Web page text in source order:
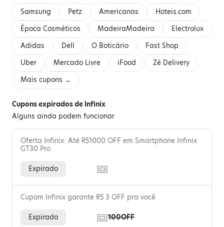
Samsung
Petz Americanas
Hoteis.com
Época Cosméticos
MadeiraMadeira
Electrolux
Adidas
Dell O Boticário
Fast Shop
Uber
Mercado Livre iFood
Zé Delivery
Mais cupons →
Cupons expirados de Infinix
Alguns ainda podem funcionar
Oferta Infinix: Até R$1000 OFF em Smartphone Infinix
GT30 Pro
Expirado
Cupom Infinix garante R$ 3 OFF pra você
Expirado 100OFF